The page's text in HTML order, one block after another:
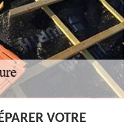
VOTRE